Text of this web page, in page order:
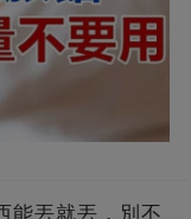
能丟就丟，別不